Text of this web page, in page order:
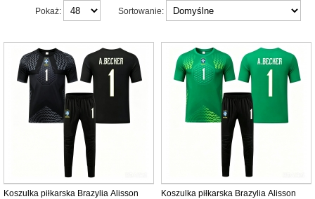
Sortowanie:
Pokaż:
Koszulka piłkarska Brazylia Alisson
Koszulka piłkarska Brazylia Alisson